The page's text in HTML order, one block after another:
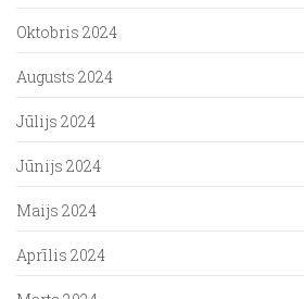
Oktobris 2024
Augusts 2024
Jūlijs 2024
Jūnijs 2024
Maijs 2024
Aprīlis 2024